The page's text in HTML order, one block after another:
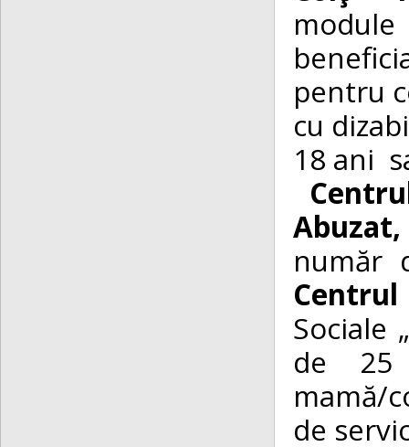
pentru
cu
18 ani
număr
Sociale
de
25
mamă/
de